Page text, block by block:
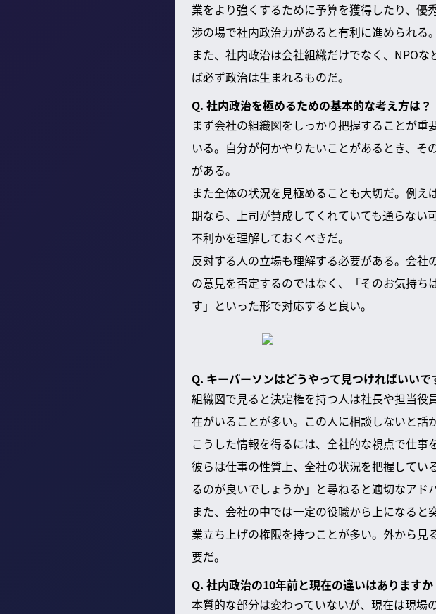
業をより強くするために予算を獲得したり、
渉の場で社内政治力があると有利に進められる。
また、社内政治は会社組織だけでなく、NPO
ば必ず政治は生まれるものだ。
Q. 社内政治を極めるための基本的な考え方は？
まず会社の組織図をしっかり把握することが
いる。自分が何かやりたいことがあるとき、
がある。
また全体の状況を見極めることも大切だ。例
期なら、上司が賛成してくれていても通らな
不利かを理解しておくべきだ。
反対する人の立場も理解する必要がある。会
の意見を否定するのではなく、「そのお気持
す」といった形で対応すると良い。
Q. キーパーソンはどうやって見つければいいで
組織図で見ると決定権を持つ人は社長や担当
在がいることが多い。この人に相談しないと話
こうした情報を得るには、全社的な視点で仕事
彼らは仕事の性質上、全社の状況を把握して
るのが良いでしょうか」と尋ねると適切なアド
また、会社の中では一定の役職から上になる
業立ち上げの権限を持つことが多い。外から
要だ。
Q. 社内政治の10年前と現在の違いはありますか
本質的な部分は変わっていないが、現在は現